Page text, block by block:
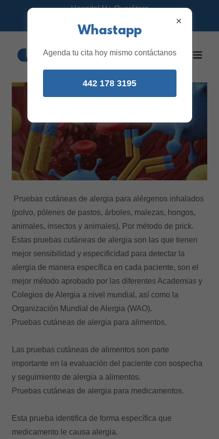
Hospital H+ Querétaro
Citas: 442 295 0186
Pruebas cutáneas de alergia para alérgenos inhalados
(polvo, pólenes de pastos, árboles, malezas, hongos,
animales, insectos y animales). Por método de prick.
Estas pruebas cutáneas de alergia son las que tienen
mejor sensibilidad y especificidad para detectar la
alergia de manera específica en cada paciente, son el
mejor método aprobado por las diferentes Academias y
Colegios de Alergia a nivel mundial, así como la
Organización Mundial de Alergia (WAO).
Pruebas cutáneas de alergia para alimentos.
Las pruebas cutáneas de alimentos son parte
importante en la evaluación del paciente con sospecha
y seguimiento de alergia a alimentos.
Pruebas cutáneas de alergia para medicamentos.
Esta prueba identifica de forma específica que
medicamento le causa alergia.
Whastapp
Agenda tu cita hoy mismo contáctanos
442 178 3195